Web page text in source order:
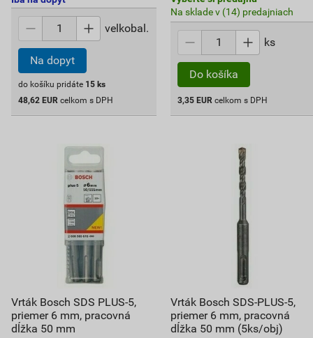
velkobal.
Na dopyt
do košíku pridáte 15 ks
48,62 EUR celkom s DPH
Na sklade v (14) predajniach
ks
Do košíka
3,35 EUR celkom s DPH
Vrták Bosch SDS PLUS-5,
priemer 6 mm, pracovná
dĺžka 50 mm
Vrták Bosch SDS-PLUS-5,
priemer 6 mm, pracovná
dĺžka 50 mm (5ks/obj)